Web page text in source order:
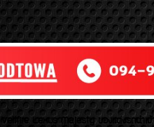
Vellfire Lexus Majesty ของเเต่งรถนำ